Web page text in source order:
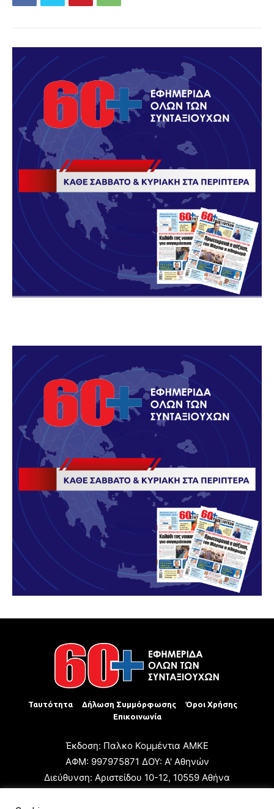
Ταυτότητα Δήλωση Συμμόρφωσης
Όροι Χρήσης
Επικοινωνία
Έκδοση: Παλκο Κομμέντια ΑΜΚΕ
ΑΦΜ: 997975871 ΔΟΥ: Α' Αθηνών
Διεύθυνση: Αριστείδου 10-12, 10559 Αθήνα